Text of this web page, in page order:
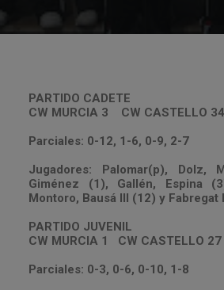
PARTIDO CADETE
CW MURCIA 3 CW CASTELLO 34
Parciales: 0-12, 1-6, 0-9, 2-7
Jugadores: Palomar(p), Dolz,
Giménez (1), Gallén, Espina
Montoro, Bausá III (12) y Fabregat
PARTIDO JUVENIL
CW MURCIA 1 CW CASTELLO 27
Parciales: 0-3, 0-6, 0-10, 1-8